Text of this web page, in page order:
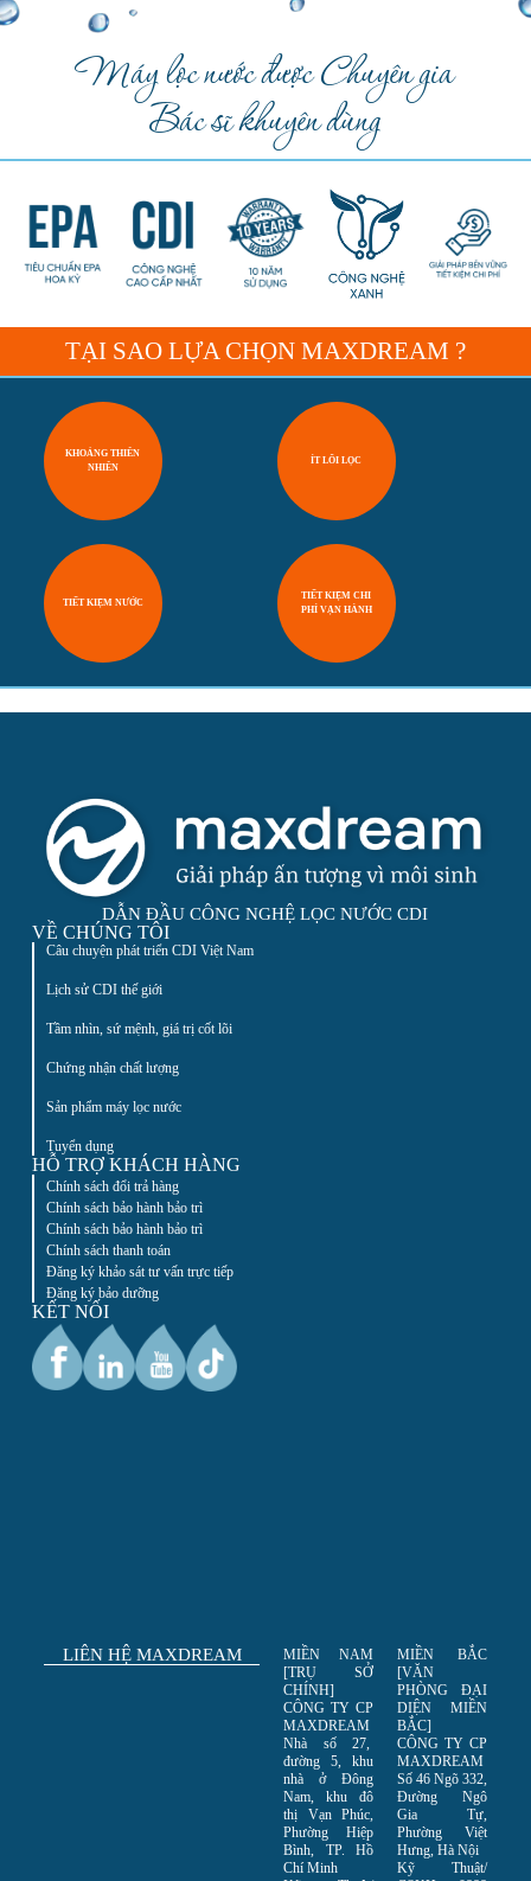
Máy lọc nước được Chuyên gia
Bác sĩ khuyên dùng
TẠI SAO LỰA CHỌN MAXDREAM ?
KHOÁNG THIÊN
NHIÊN
ÍT LÕI LỌC
TIẾT KIỆM NƯỚC
TIẾT KIỆM CHI
PHÍ VẬN HÀNH
DẪN ĐẦU CÔNG NGHỆ LỌC NƯỚC CDI
VỀ CHÚNG TÔI
Câu chuyện phát triển CDI Việt Nam
Lịch sử CDI thế giới
Tầm nhìn, sứ mệnh, giá trị cốt lõi
Chứng nhận chất lượng
Sản phẩm máy lọc nước
Tuyển dụng
HỖ TRỢ KHÁCH HÀNG
Chính sách đổi trả hàng
Chính sách bảo hành bảo trì
Chính sách bảo hành bảo trì
Chính sách thanh toán
Đăng ký khảo sát tư vấn trực tiếp
Đăng ký bảo dưỡng
KẾT NỐI
LIÊN HỆ MAXDREAM
MIỀN NAM
[TRỤ SỞ
CHÍNH]
CÔNG TY CP
MAXDREAM
Nhà số 27,
đường 5, khu
nhà ở Đông
Nam, khu đô
thị Vạn Phúc,
Phường Hiệp
Bình, TP. Hồ
Chí Minh
MIỀN BẮC
[VĂN
PHÒNG ĐẠI
DIỆN MIỀN
BẮC]
CÔNG TY CP
MAXDREAM
Số 46 Ngõ 332,
Đường Ngô
Gia Tự,
Phường Việt
Hưng, Hà Nội
Kỹ Thuật/